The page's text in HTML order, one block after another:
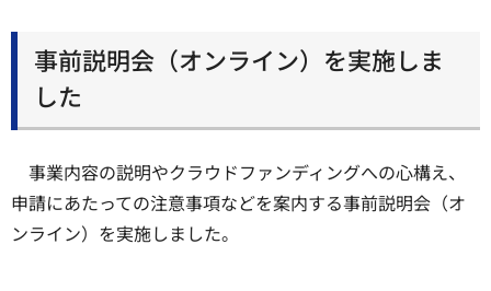
事前説明会（オンライン）を実施しま
した
事業内容の説明やクラウドファンディングへの心構え、
申請にあたっての注意事項などを案内する事前説明会（オ
ンライン）を実施しました。